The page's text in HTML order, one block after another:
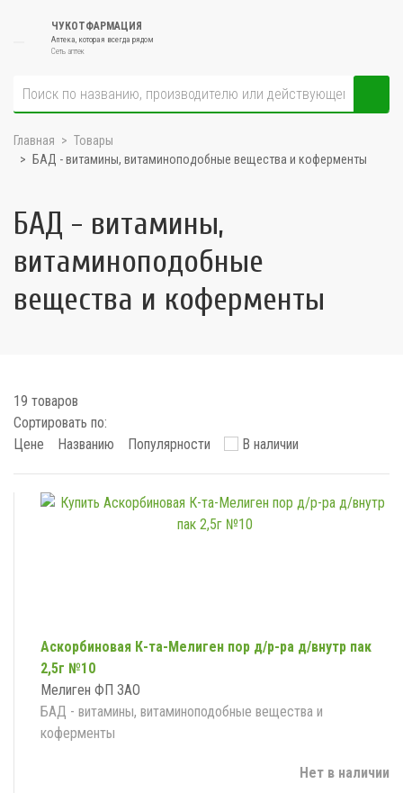
ЧУКОТФАРМАЦИЯ
Аптека, которая всегда рядом
Сеть аптек
Главная
Товары
БАД - витамины, витаминоподобные вещества и коферменты
БАД - витамины,
витаминоподобные
вещества и коферменты
19 товаров
Сортировать по:
Цене
Названию Популярности В наличии
Аскорбиновая К-та-Мелиген пор д/р-ра д/внутр пак
2,5г №10
Мелиген ФП ЗАО
БАД - витамины, витаминоподобные вещества и
коферменты
Нет в наличии